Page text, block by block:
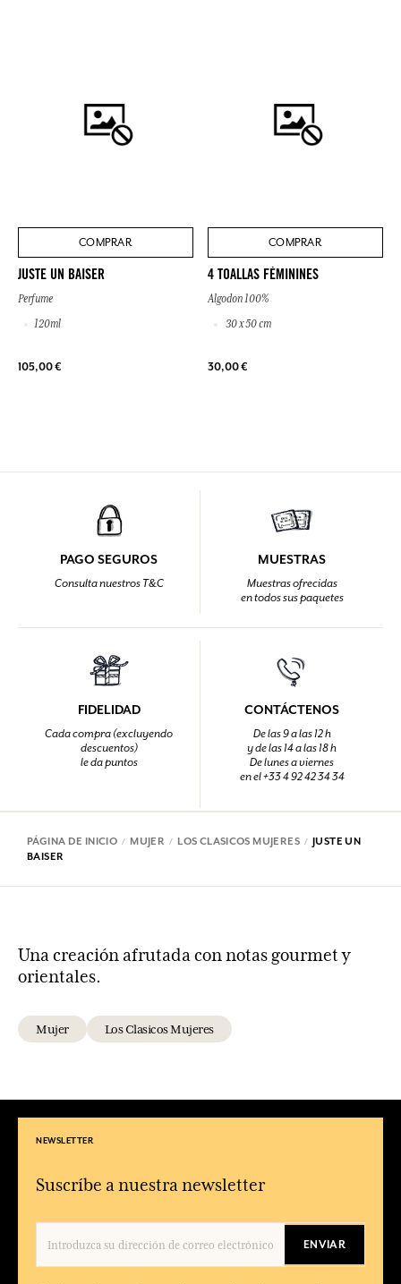
COMPRAR
JUSTE UN BAISER
Perfume
120ml
105,00 €
COMPRAR
4 TOALLAS FÉMININES
Algodon 100%
30 x 50 cm
30,00 €
PAGO SEGUROS
Consulta nuestros T&C
MUESTRAS
Muestras ofrecidas
en todos sus paquetes
FIDELIDAD
Cada compra (excluyendo
descuentos)
le da puntos
CONTÁCTENOS
De las 9 a las 12 h
y de las 14 a las 18 h
De lunes a viernes
en el +33 4 92 42 34 34
PÁGINA DE INICIO MUJER LOS CLASICOS MUJERES
JUSTE UN
BAISER
Una creación afrutada con notas gourmet y
orientales.
Mujer Los Clasicos Mujeres
NEWSLETTER
Suscríbe a nuestra newsletter
ENVIAR